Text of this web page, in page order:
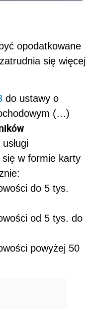
opodatkowane
się więcej
do ustawy o
(…)
w formie karty
do 5 tys.
od 5 tys. do
powyżej 50